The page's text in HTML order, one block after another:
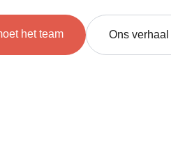
het team Ons verhaal